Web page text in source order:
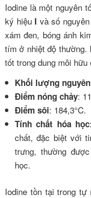
Iodine là một nguyên
ký hiệu I và số
xám đen, bóng ánh
tím ở nhiệt độ thường.
tốt trong dung môi
Khối lượng
Điểm nóng chảy:
Điểm sôi: 184,3°C.
Tính chất hóa học
chất, đặc biệt với
trưng, thường
học.
Iodine tồn tại trong tự